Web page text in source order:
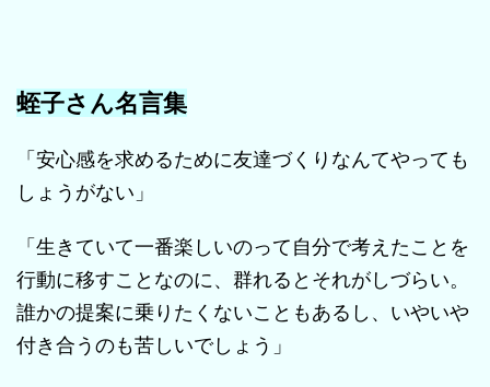
蛭子さん名言集
「安心感を求めるために友達づくりなんてやっても
しょうがない」
「生きていて一番楽しいのって自分で考えたことを
行動に移すことなのに、群れるとそれがしづらい。
誰かの提案に乗りたくないこともあるし、いやいや
付き合うのも苦しいでしょう」